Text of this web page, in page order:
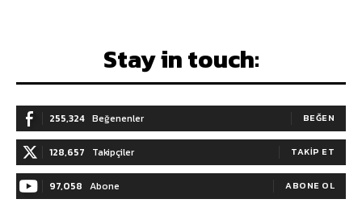
Stay in touch:
255,324 Beğenenler BEĞEN
128,657 Takipçiler TAKIP ET
97,058 Abone ABONE OL